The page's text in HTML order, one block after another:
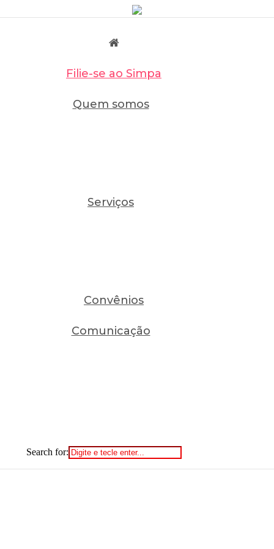
Filie-se ao Simpa
Quem somos
Serviços
Convênios
Comunicação
Search for: